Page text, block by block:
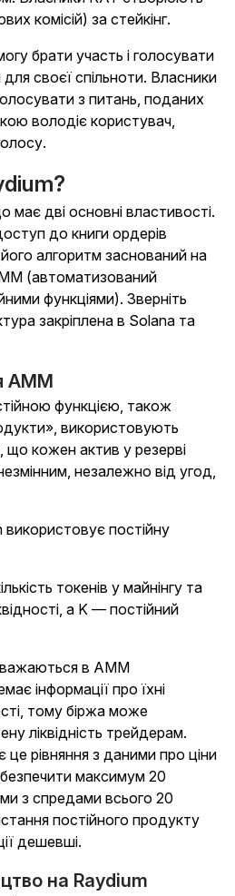
комісій) за стейкінг.
брати участь і голосувати
для своєї спільноти. Власники
з питань, поданих
володіє користувач,
дві основні властивості.
до книги ордерів
алгоритм заснований на
(автоматизований
функціями). Зверніть
закріплена в Solana та
AMM
функцією, також
використовують
що кожен актив у резерві
незалежно від угод,
постійну
токенів у майнінгу та
а K — постійний
в AMM
інформації про їхні
тому біржа може
ліквідність трейдерам.
рівняння з даними про ціни
максимум 20
з спредами всього 20
постійного продукту
дешевші.
на Raydium